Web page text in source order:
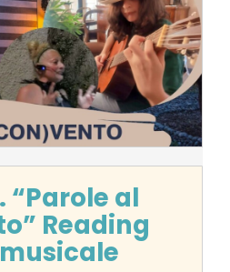
“Parole al
Reading